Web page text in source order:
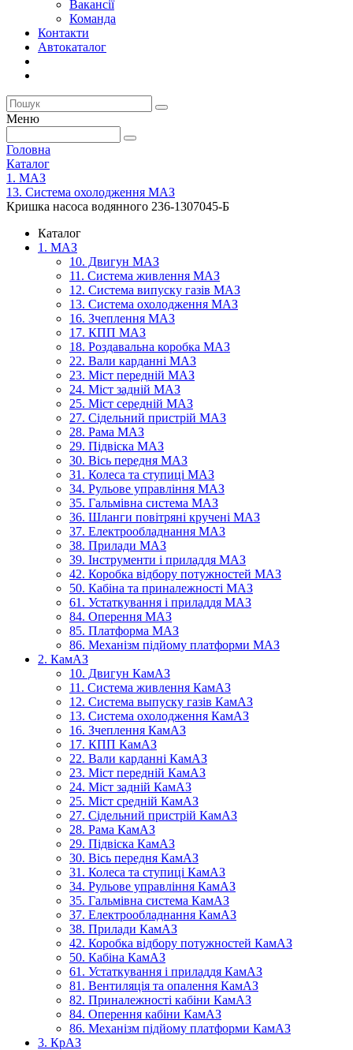
Вакансії
Команда
Контакти
Автокаталог
Меню
Головна
Каталог
1. МАЗ
13. Система охолодження МАЗ
Кришка насоса водянного 236-1307045-Б
Каталог
1. МАЗ
10. Двигун МАЗ
11. Система живлення МАЗ
12. Система випуску газів МАЗ
13. Система охолодження МАЗ
16. Зчеплення МАЗ
17. КПП МАЗ
18. Роздавальна коробка МАЗ
22. Вали карданні МАЗ
23. Міст передній МАЗ
24. Міст задній МАЗ
25. Міст середній МАЗ
27. Сідельний пристрій МАЗ
28. Рама МАЗ
29. Підвіска МАЗ
30. Вісь передня МАЗ
31. Колеса та ступиці МАЗ
34. Рульове управління МАЗ
35. Гальмівна система МАЗ
36. Шланги повітряні кручені МАЗ
37. Електрообладнання МАЗ
38. Прилади МАЗ
39. Інструменти і приладдя МАЗ
42. Коробка відбору потужностей МАЗ
50. Кабіна та приналежності МАЗ
61. Устаткування і приладдя МАЗ
84. Оперення МАЗ
85. Платформа МАЗ
86. Механізм підйому платформи МАЗ
2. КамАЗ
10. Двигун КамАЗ
11. Система живлення КамАЗ
12. Система выпуску газів КамАЗ
13. Система охолодження КамАЗ
16. Зчеплення КамАЗ
17. КПП КамАЗ
22. Вали карданні КамАЗ
23. Міст передній КамАЗ
24. Міст задній КамАЗ
25. Міст средній КамАЗ
27. Сідельний пристрій КамАЗ
28. Рама КамАЗ
29. Підвіска КамАЗ
30. Вісь передня КамАЗ
31. Колеса та ступиці КамАЗ
34. Рульове управління КамАЗ
35. Гальмівна система КамАЗ
37. Електрообладнання КамАЗ
38. Прилади КамАЗ
42. Коробка відбору потужностей КамАЗ
50. Кабіна КамАЗ
61. Устаткування і приладдя КамАЗ
81. Вентиляція та опалення КамАЗ
82. Приналежності кабіни КамАЗ
84. Оперення кабіни КамАЗ
86. Механізм підйому платформи КамАЗ
3. КрАЗ